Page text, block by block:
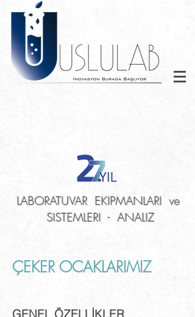
LABORATUVAR EKIPMANLARI ve
SISTEMLERI - ANALIZ
ÇEKER OCAKLARIMIZ
GENEL ÖZELLİKLER